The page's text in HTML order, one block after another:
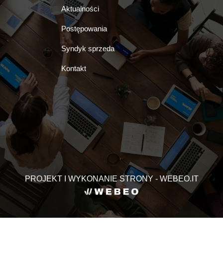
Aktualności
Postępowania
Syndyk sprzeda
Kontakt
PROJEKT I WYKONANIE STRONY - WEBEO.IT